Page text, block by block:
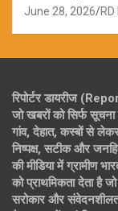
June 28, 2026
रिपोर्टर डायरीज
जो खबरों को सिर्फ
गांव, देहात, कस्बों से
निष्पक्ष, सटीक और
की मीडिया में ग्रामीण
को प्राथमिकता देता
सरोकार और संवेदनशीलता